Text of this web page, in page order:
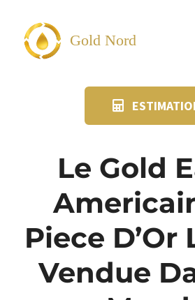
contenu
Gold Nord
SUIVI KIT POSTAL
BLOG
Le Gold
Piece D’Or
Vendue